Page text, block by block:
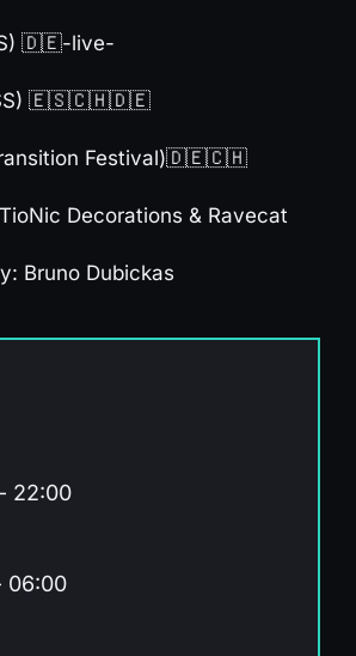
🇩🇪-live-
🇪🇸🇨🇭🇩🇪
Festival)🇩🇪🇨🇭
Decorations & Ravecat
Bruno Dubickas
22:00
06:00